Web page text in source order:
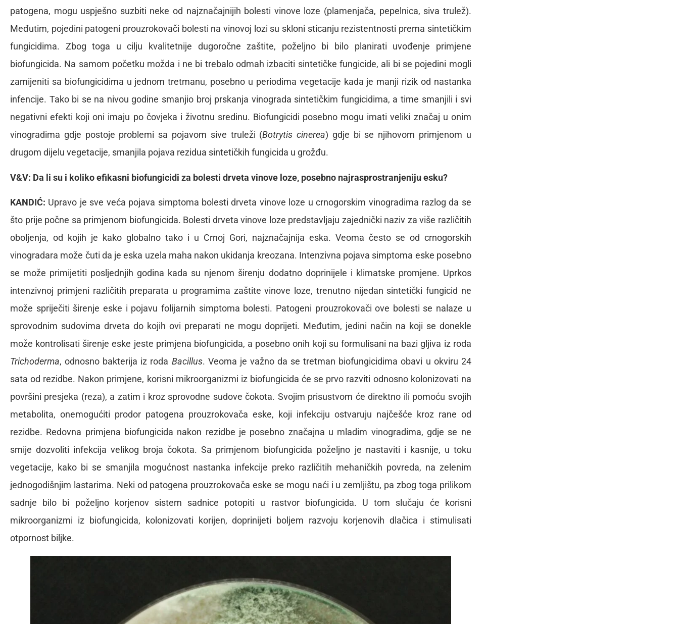
patogena, mogu uspješno suzbiti neke od najznačajnijih bolesti vinove loze (plamenjača, pepelnica, siva trulež).
Međutim, pojedini patogeni prouzrokovači bolesti na vinovoj lozi su skloni sticanju rezistentnosti prema sintetičkim
fungicidima. Zbog toga u cilju kvalitetnije dugoročne zaštite, poželjno bi bilo planirati uvođenje primjene
biofungicida. Na samom početku možda i ne bi trebalo odmah izbaciti sintetičke fungicide, ali bi se pojedini mogli
zamijeniti sa biofungicidima u jednom tretmanu, posebno u periodima vegetacije kada je manji rizik od nastanka
infencije. Tako bi se na nivou godine smanjio broj prskanja vinograda sintetičkim fungicidima, a time smanjili i svi
negativni efekti koji oni imaju po čovjeka i životnu sredinu. Biofungicidi posebno mogu imati veliki značaj u onim
vinogradima gdje postoje problemi sa pojavom sive truleži (Botrytis cinerea) gdje bi se njihovom primjenom u
drugom dijelu vegetacije, smanjila pojava rezidua sintetičkih fungicida u grožđu.
V&V: Da li su i koliko efikasni biofungicidi za bolesti drveta vinove loze, posebno najrasprostranjeniju esku?
KANDIĆ: Upravo je sve veća pojava simptoma bolesti drveta vinove loze u crnogorskim vinogradima razlog da se
što prije počne sa primjenom biofungicida. Bolesti drveta vinove loze predstavljaju zajednički naziv za više različitih
oboljenja, od kojih je kako globalno tako i u Crnoj Gori, najznačajnija eska. Veoma često se od crnogorskih
vinogradara može čuti da je eska uzela maha nakon ukidanja kreozana. Intenzivna pojava simptoma eske posebno
se može primijetiti posljednjih godina kada su njenom širenju dodatno doprinijele i klimatske promjene. Uprkos
intenzivnoj primjeni različitih preparata u programima zaštite vinove loze, trenutno nijedan sintetički fungicid ne
može spriječiti širenje eske i pojavu folijarnih simptoma bolesti. Patogeni prouzrokovači ove bolesti se nalaze u
sprovodnim sudovima drveta do kojih ovi preparati ne mogu doprijeti. Međutim, jedini način na koji se donekle
može kontrolisati širenje eske jeste primjena biofungicida, a posebno onih koji su formulisani na bazi gljiva iz roda
Trichoderma, odnosno bakterija iz roda Bacillus. Veoma je važno da se tretman biofungicidima obavi u okviru 24
sata od rezidbe. Nakon primjene, korisni mikroorganizmi iz biofungicida će se prvo razviti odnosno kolonizovati na
površini presjeka (reza), a zatim i kroz sprovodne sudove čokota. Svojim prisustvom će direktno ili pomoću svojih
metabolita, onemogućiti prodor patogena prouzrokovača eske, koji infekciju ostvaruju najčešće kroz rane od
rezidbe. Redovna primjena biofungicida nakon rezidbe je posebno značajna u mladim vinogradima, gdje se ne
smije dozvoliti infekcija velikog broja čokota. Sa primjenom biofungicida poželjno je nastaviti i kasnije, u toku
vegetacije, kako bi se smanjila mogućnost nastanka infekcije preko različitih mehaničkih povreda, na zelenim
jednogodišnjim lastarima. Neki od patogena prouzrokovača eske se mogu naći i u zemljištu, pa zbog toga prilikom
sadnje bilo bi poželjno korjenov sistem sadnice potopiti u rastvor biofungicida. U tom slučaju će korisni
mikroorganizmi iz biofungicida, kolonizovati korijen, doprinijeti boljem razvoju korjenovih dlačica i stimulisati
otpornost biljke.